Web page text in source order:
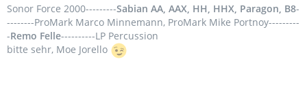
Sonor Force 2000---------Sabian AA, AAX, HH, HHX, Paragon, B8-
--------ProMark Marco Minnemann, ProMark Mike Portnoy---------
-Remo Felle----------LP Percussion
bitte sehr, Moe Jorello